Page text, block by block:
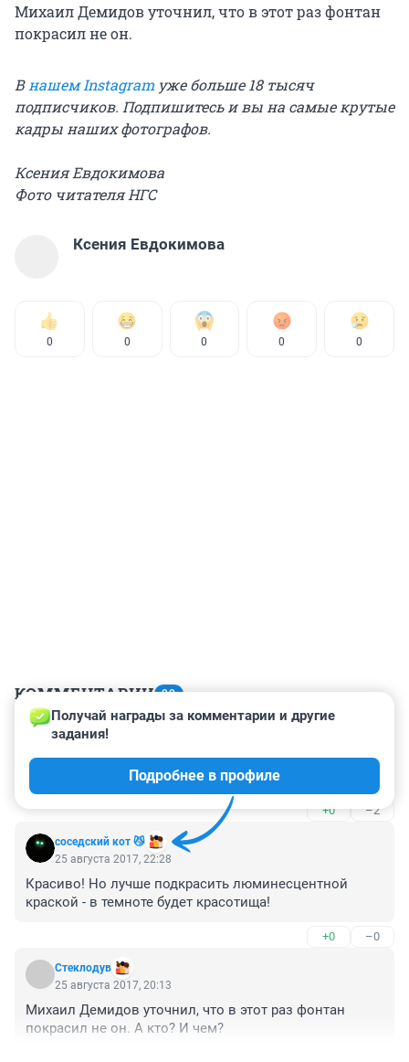
Михаил Демидов уточнил, что в этот раз фонтан
покрасил не он.
В нашем Instagram уже больше 18 тысяч
подписчиков. Подпишитесь и вы на самые крутые
кадры наших фотографов.
Ксения Евдокимова
Фото читателя НГС
Ксения Евдокимова
0 0 0 0 0
КОММЕНТАРИИ 22
Гость
Во креативные новостишки пошли)))
+0 –2
соседский кот 😼
Получай награды за комментарии и другие
задания!
Подробнее в профиле
25 августа 2017, 22:28
Красиво! Но лучше подкрасить люминесцентной
краской - в темноте будет красотища!
+0 –0
Стеклодув
25 августа 2017, 20:13
Михаил Демидов уточнил, что в этот раз фонтан
покрасил не он. А кто? И чем?